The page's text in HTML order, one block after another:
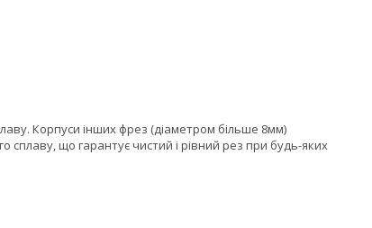
Корпуси інших фрез (діаметром більше 8мм)
що гарантує чистий і рівний рез при будь-яких